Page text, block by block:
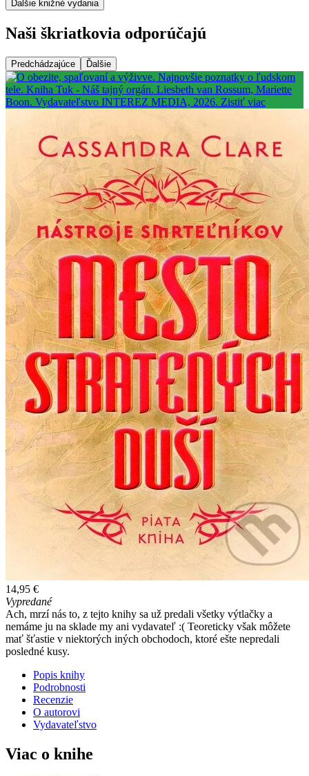
Ďalšie knižné vydania
Naši škriatkovia odporúčajú
Predchádzajúce Ďalšie
14,95 €
Vypredané
Ach, mrzí nás to, z tejto knihy sa už predali všetky výtlačky a
nemáme ju na sklade my ani vydavateľ :( Teoreticky však môžete
mať šťastie v niektorých iných obchodoch, ktoré ešte nepredali
posledné kusy.
Popis knihy
Podrobnosti
Recenzie
O autorovi
Vydavateľstvo
Viac o knihe